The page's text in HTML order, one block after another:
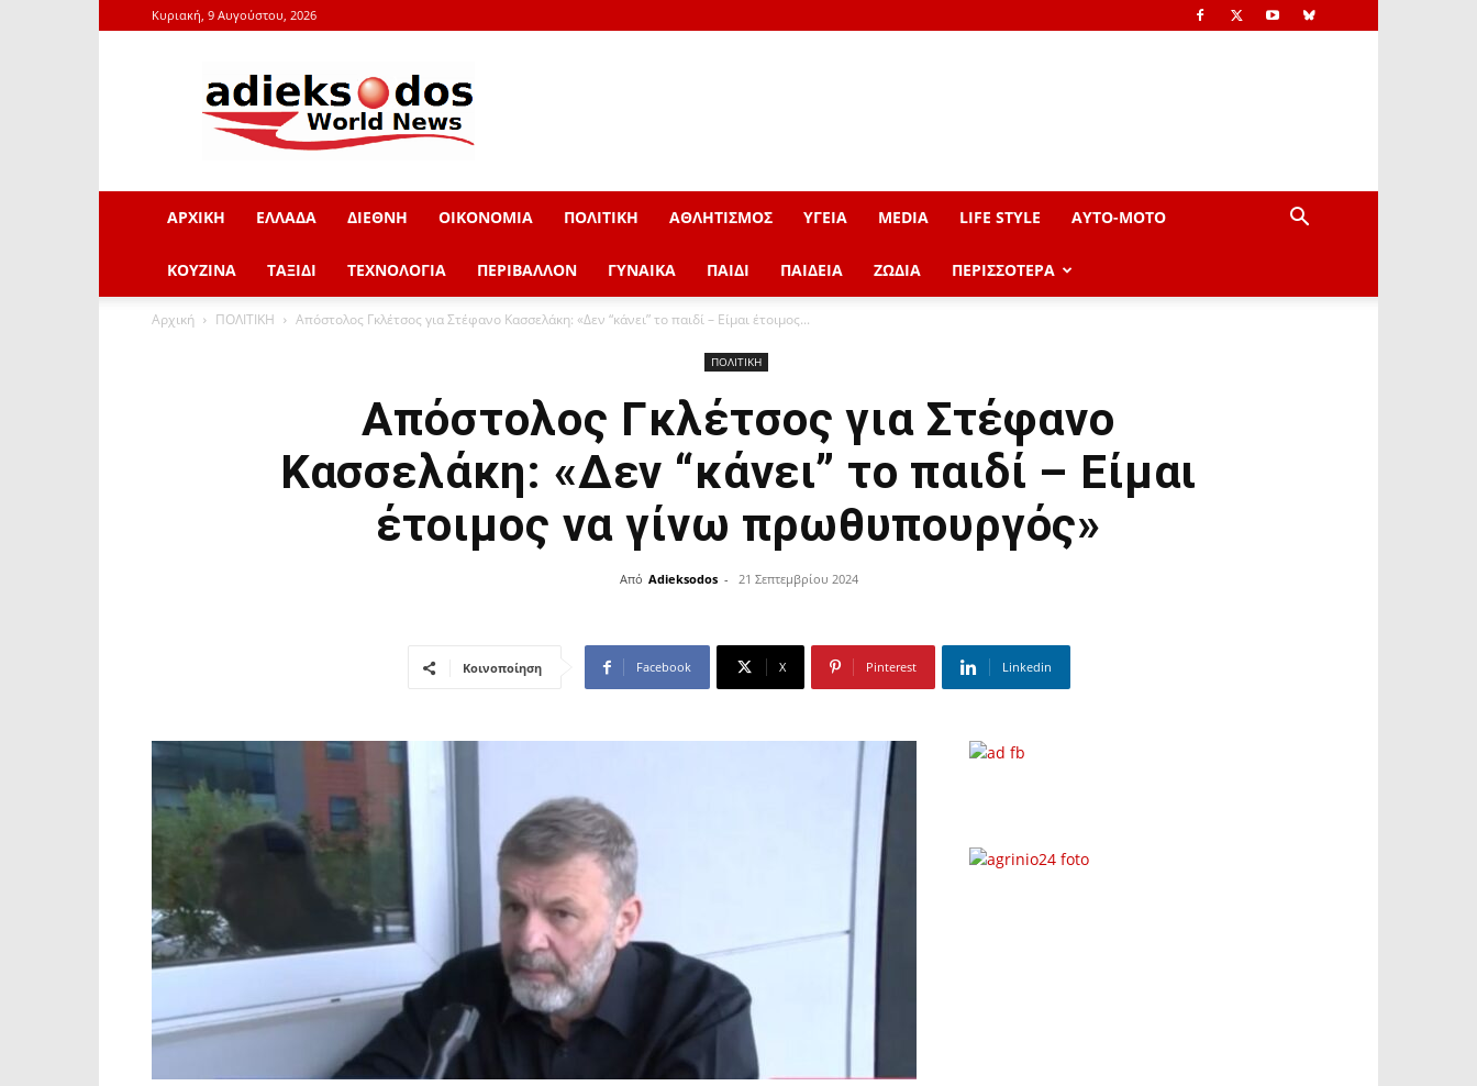
Κυριακή, 9 Αυγούστου, 2026
adieksodos.gr
ΑΡΧΙΚΗ ΕΛΛΑΔΑ ΔΙΕΘΝΗ ΟΙΚΟΝΟΜΙΑ ΠΟΛΙΤΙΚΗ ΑΘΛΗΤΙΣΜΟΣ ΥΓΕΙΑ MEDIA LIFE STYLE AYTO-ΜOTO
ΚΟΥΖΙΝΑ ΤΑΞΙΔΙ ΤΕΧΝΟΛΟΓΙΑ ΠΕΡΙΒΑΛΛΟΝ ΓΥΝΑΙΚΑ ΠΑΙΔΙ ΠΑΙΔΕΙΑ ΖΩΔΙΑ ΠΕΡΙΣΣΟΤΕΡΑ
Αρχική ΠΟΛΙΤΙΚΗ Απόστολος Γκλέτσος για Στέφανο Κασσελάκη: «Δεν “κάνει” το παιδί – Είμαι έτοιμος...
ΠΟΛΙΤΙΚΗ
Απόστολος Γκλέτσος για Στέφανο
Κασσελάκη: «Δεν “κάνει” το παιδί – Είμαι
έτοιμος να γίνω πρωθυπουργός»
Από Adieksodos - 21 Σεπτεμβρίου 2024
Κοινοποίηση Facebook X Pinterest Linkedin